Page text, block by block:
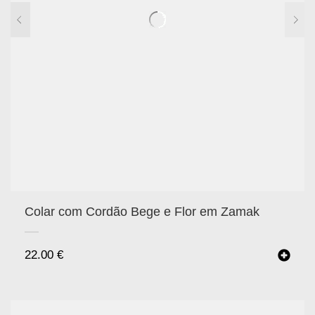
Colar com Cordão Bege e Flor em Zamak
22.00 €